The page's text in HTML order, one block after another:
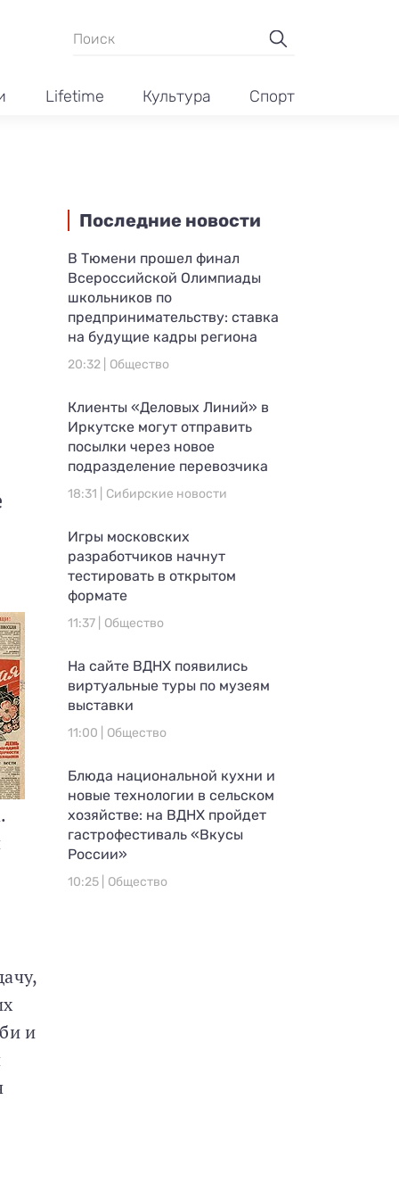
Lifetime Культура Спорт
и
Последние новости
В Тюмени прошел финал
Всероссийской Олимпиады
школьников по
предпринимательству: ставка
на будущие кадры региона
20:32 | Общество
Клиенты «Деловых Линий» в
Иркутске могут отправить
посылки через новое
подразделение перевозчика
18:31 | Сибирские новости
Игры московских
разработчиков начнут
тестировать в открытом
формате
11:37 | Общество
На сайте ВДНХ появились
виртуальные туры по музеям
выставки
11:00 | Общество
Блюда национальной кухни и
новые технологии в сельском
хозяйстве: на ВДНХ пройдет
гастрофестиваль «Вкусы
России»
10:25 | Общество